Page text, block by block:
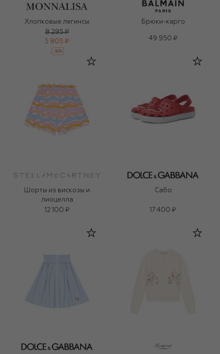
Хлопковые легинсы
8 295 ₽
5 805 ₽
-30%
Брюки-карго
49 950 ₽
Шорты из вискозы и
лиоцелла
12 100 ₽
Сабо
17 400 ₽